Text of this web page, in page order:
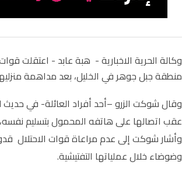
وكالة الحرية الاخبارية -
منطقة جبل جوهر في الخليل، بعد مداهمة
عقب اتصالها على هاتفه المحمول بتسليم
وأشار شوكت إلى عدم مراعاة قوات الاحتلال
وضوضاء خلال عملياتها التفتيشية.